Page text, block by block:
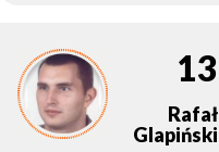
13
Rafał
Glapiński